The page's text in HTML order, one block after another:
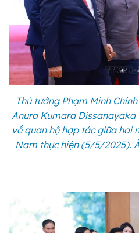
Thủ tướng Phạm Minh
Anura Kumara
về quan hệ hợp tác giữa hai
Nam thực hiện (5/5/2025).